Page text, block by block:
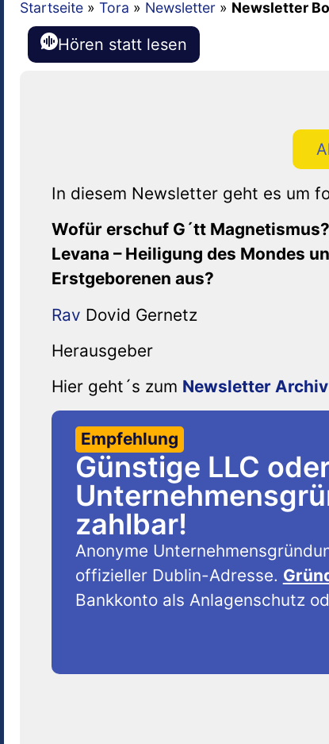
Startseite » Tora » Newsletter » Newsletter
Hören statt lesen
In diesem Newsletter geht es um
Wofür erschuf G´tt
Levana – Heiligung des Mondes
Erstgeborenen aus?
Rav Dovid Gernetz
Herausgeber
Hier geht´s zum Newsletter Archiv
Empfehlung
Günstige LLC
zahlbar!
Anonyme
offizieller Dublin-Adresse.
Bankkonto als Anlagenschutz